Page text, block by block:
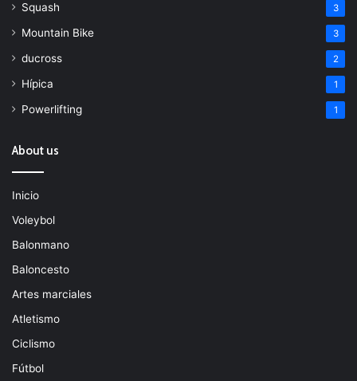
Squash 3
Mountain Bike 3
ducross 2
Hípica 1
Powerlifting 1
About us
Inicio
Voleybol
Balonmano
Baloncesto
Artes marciales
Atletismo
Ciclismo
Fútbol